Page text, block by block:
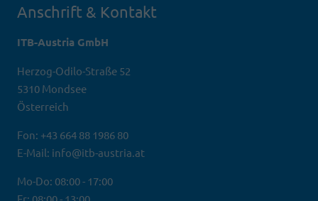
Anschrift & Kontakt
ITB-Austria GmbH
Herzog-Odilo-Straße 52
5310 Mondsee
Österreich
Fon: +43 664 88 1986 80
E-Mail: info@itb-austria.at
Mo-Do: 08:00 - 17:00